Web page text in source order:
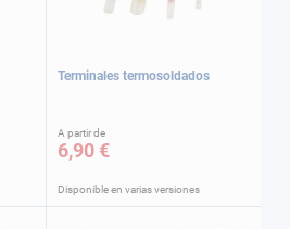
Terminales termosoldados
A partir de
6,90 €
Disponible en varias versiones